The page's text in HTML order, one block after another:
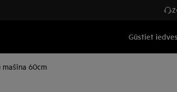
Gūstiet
mašīna 60cm